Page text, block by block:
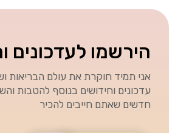
הירשמו לעדכונים
אני תמיד חוקרת את עולם הבריאות
עדכונים וחידושים בנוסף להטבות
חדשים שאתם חייבים להכיר